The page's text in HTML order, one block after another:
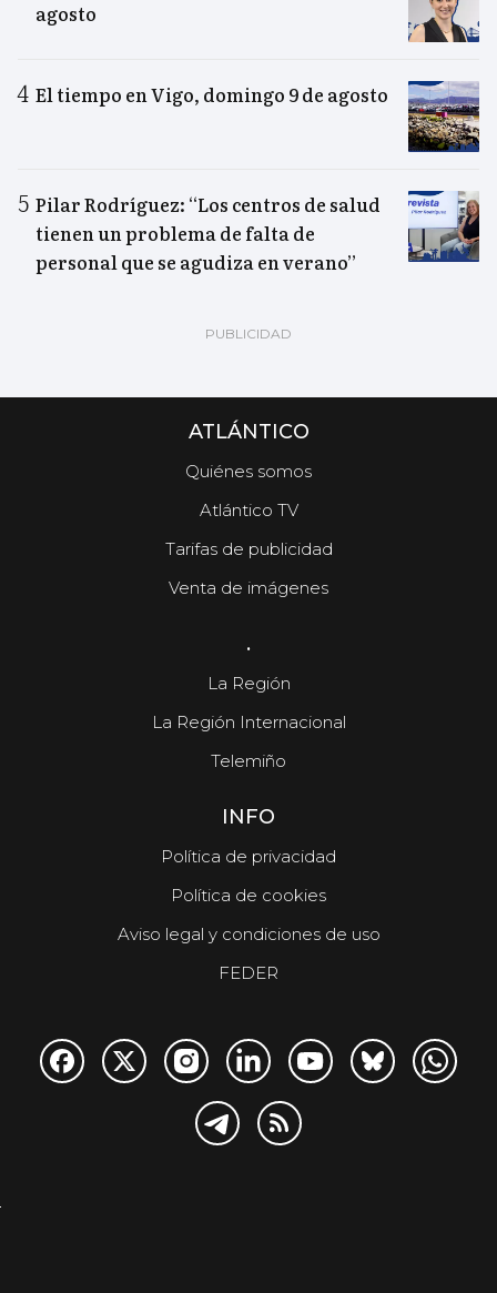
agosto
El tiempo en Vigo, domingo 9 de agosto
Pilar Rodríguez: “Los centros de salud
tienen un problema de falta de
personal que se agudiza en verano”
ATLÁNTICO
Quiénes somos
Atlántico TV
Tarifas de publicidad
Venta de imágenes
.
La Región
La Región Internacional
Telemiño
INFO
Política de privacidad
Política de cookies
Aviso legal y condiciones de uso
FEDER